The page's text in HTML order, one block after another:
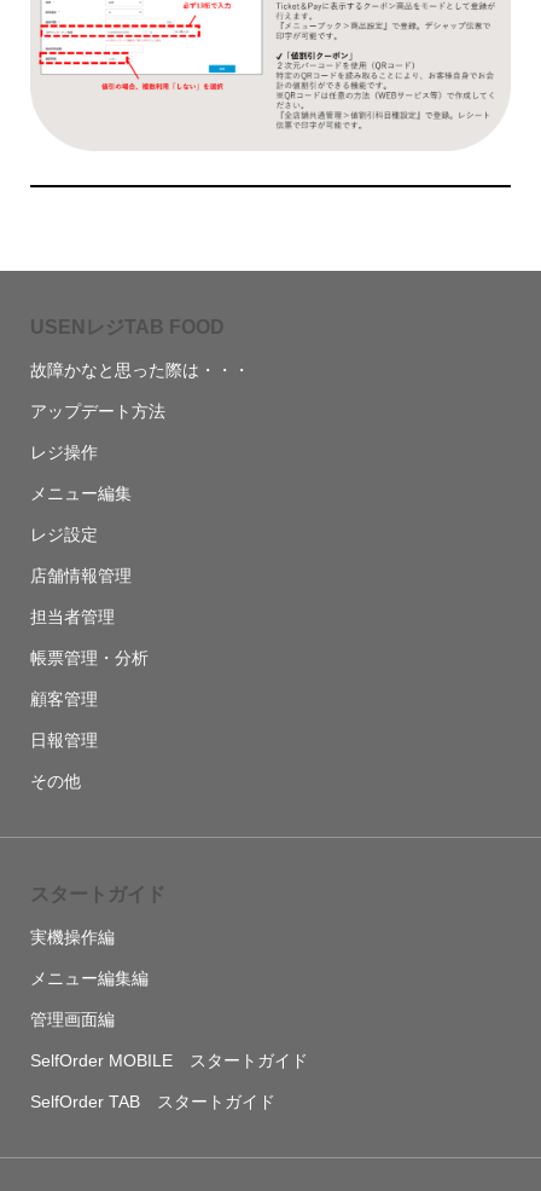
USENレジTAB FOOD
故障かなと思った際は・・・
アップデート方法
レジ操作
メニュー編集
レジ設定
店舗情報管理
担当者管理
帳票管理・分析
顧客管理
日報管理
その他
スタートガイド
実機操作編
メニュー編集編
管理画面編
SelfOrder MOBILE スタートガイド
SelfOrder TAB スタートガイド